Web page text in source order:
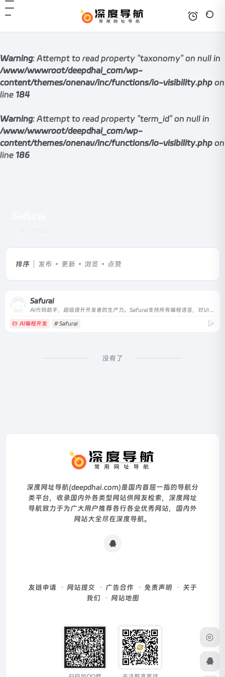
Warning: Attempt to read property "taxonomy" on null in
/www/wwwroot/deepdhai_com/wp-
content/themes/onenav/inc/functions/io-visibility.php on
line 184
Warning: Attempt to read property "term_id" on null in
/www/wwwroot/deepdhai_com/wp-
content/themes/onenav/inc/functions/io-visibility.php on
line 186
排序 发布 更新 浏览 点赞
Safurai
AI代码助手，超级提升开发者的生产力。Safurai支持所有编程语言，对Visual Studio Code完全免费。
AI编程开发 # Safurai
没有了
深度网址导航(deepdhai.com)是国内首屈一指的导航分
类平台，收录国内外各类型网站供网友检索，深度网址
导航致力于为广大用户推荐各行各业优秀网站，国内外
网站大全尽在深度导航。
友链申请 网站提交 广告合作 免责声明
关于
我们
网站地图